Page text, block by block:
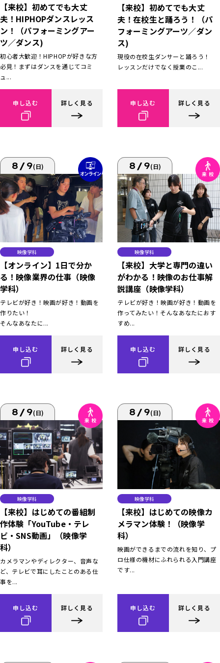
【来校】初めてでも大丈
夫！HIPHOPダンスレッス
ン！（パフォーミングアー
ツ／ダンス)
初心者大歓迎！HIPHOPが好きな方
必見！まずはダンスを通じてコミ
ュ...
申し込む 詳しく見る
【来校】初めてでも大丈
夫！在校生と踊ろう！（パ
フォーミングアーツ／ダン
ス)
現役の在校生ダンサーと踊ろう！
レッスンだけでなく授業のこ...
申し込む 詳しく見る
8/9(日)
映像学科
【オンライン】1日で分か
る！映像業界の仕事（映像
学科）
テレビが好き！映画が好き！動画を
作りたい！
そんなあなたに...
申し込む 詳しく見る
8/9(日)
映像学科
【来校】大学と専門の違い
がわかる！映像のお仕事解
説講座（映像学科）
テレビが好き！映画が好き！動画を
作ってみたい！そんなあなたにおす
すめ...
申し込む 詳しく見る
8/9(日)
映像学科
【来校】はじめての番組制
作体験「YouTube・テレ
ビ・SNS動画」（映像学
科）
カメラマンやディレクター、音声な
ど、テレビで耳にしたことのある仕
事を...
申し込む 詳しく見る
8/9(日)
映像学科
【来校】はじめての映像カ
メラマン体験！（映像学
科）
映画ができるまでの流れを知り、プ
ロ仕様の機材にふれられる入門講座
です...
申し込む 詳しく見る